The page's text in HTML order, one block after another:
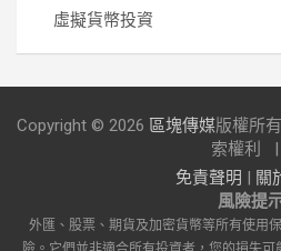
虛擬貨幣投資
Copyright © 2026 區塊傳媒版權所
索權利
免責聲明 | 關
風險提
外匯、股票、期貨及加密貨幣等所有使用